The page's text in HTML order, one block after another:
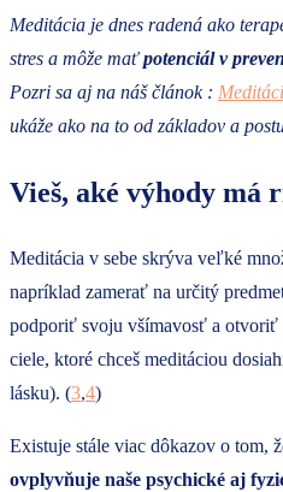
Meditácia je dnes radená ako
stres a môže maťpotenciál v
Pozri sa aj na náš článok :
ukáže ako na to od základov a
Vieš, aké výhody má
Meditácia v sebe skrýva veľké
napríklad zamerať na určitý
podporiť svoju všímavosť a otvoriť
ciele, ktoré chceš meditáciou
lásku). (3,4)
Existuje stále viac dôkazov o tom,
ovplyvňuje naše psychické aj